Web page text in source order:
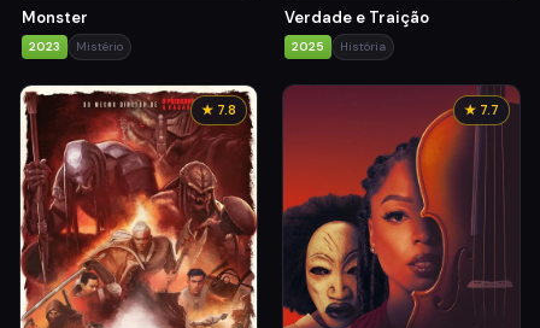
Monster
2023 Mistério
Verdade e Traição
2025 História
★ 7.8 ★ 7.7